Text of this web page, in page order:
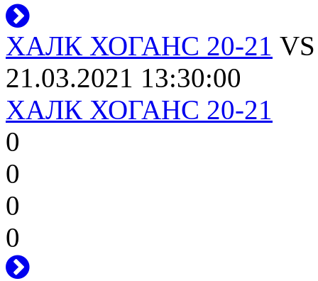
ХАЛК ХОГАНС 20-21
21.03.2021 13:30:00
ХАЛК ХОГАНС 20-21
0
0
0
0